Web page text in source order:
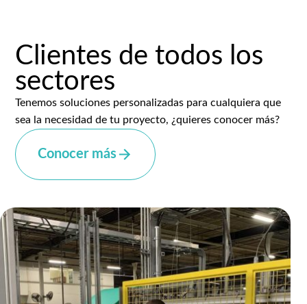
Clientes de todos los
sectores
Tenemos soluciones personalizadas para cualquiera que
sea la necesidad de tu proyecto, ¿quieres conocer más?
Conocer más